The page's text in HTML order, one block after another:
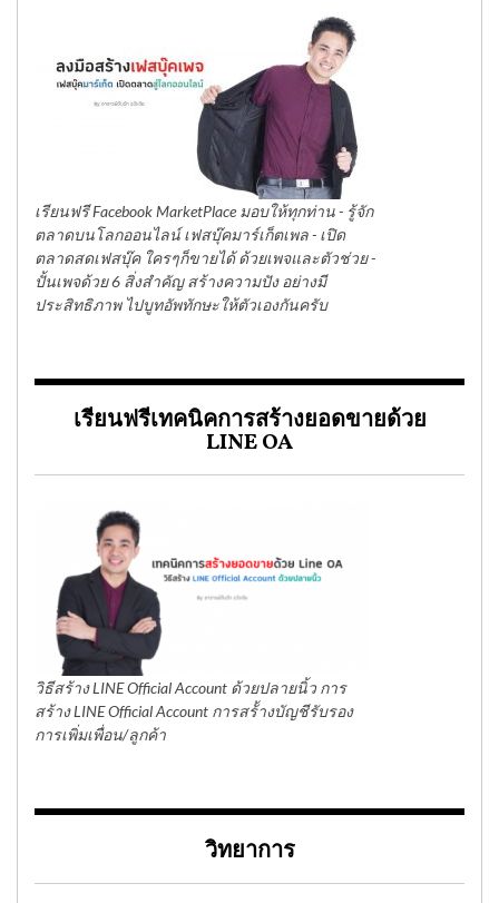
เรียนฟรี Facebook MarketPlace มอบให้ทุกท่าน - รู้จัก
ตลาดบนโลกออนไลน์ เฟสบุ๊คมาร์เก็ตเพล - เปิด
ตลาดสดเฟสบุ๊ค ใครๆก็ขายได้ ด้วยเพจและตัวช่วย -
ปั้นเพจด้วย 6 สิ่งสำคัญ สร้างความปัง อย่างมี
ประสิทธิภาพ ไปบูทอัพทักษะให้ตัวเองกันครับ
เรียนฟรีเทคนิคการสร้างยอดขายด้วย
LINE OA
วิธีสร้าง LINE Official Account ด้วยปลายนิ้ว การ
สร้าง LINE Official Account การสร้้างบัญชีรับรอง
การเพิ่มเพื่อน/ลูกค้า
วิทยาการ